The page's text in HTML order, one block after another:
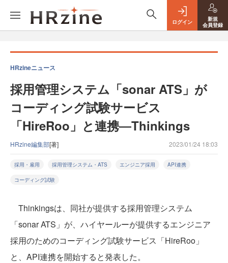
ログイン
新規
会員登録
HRzineニュース
採用管理システム「sonar ATS」が
コーディング試験サービス
「HireRoo」と連携―Thinkings
HRzine編集部[著] 2023/01/24 18:03
採用・雇用 採用管理システム・ATS エンジニア採用 API連携
コーディング試験
Thinkingsは、同社が提供する採用管理システム
「sonar ATS」が、ハイヤールーが提供するエンジニア
採用のためのコーディング試験サービス「HireRoo」
と、API連携を開始すると発表した。